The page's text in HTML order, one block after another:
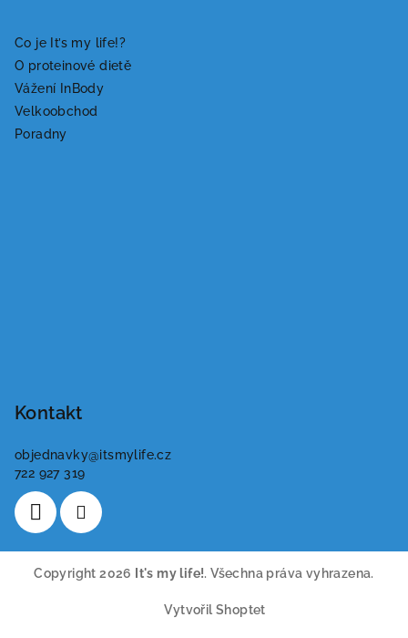
Co je It’s my life!?
O proteinové dietě
Vážení InBody
Velkoobchod
Poradny
Kontakt
objednavky@itsmylife.cz
722 927 319
Copyright 2026 It's my life!. Všechna práva vyhrazena.
Vytvořil Shoptet